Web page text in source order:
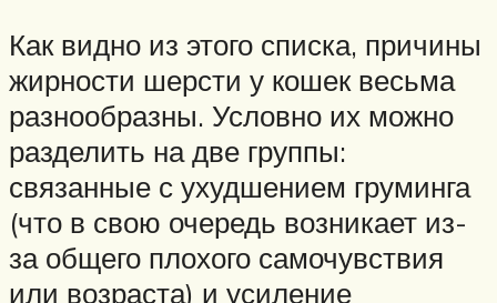
Как видно из этого списка, причины
жирности шерсти у кошек весьма
разнообразны. Условно их можно
разделить на две группы:
связанные с ухудшением груминга
(что в свою очередь возникает из-
за общего плохого самочувствия
или возраста) и усиление